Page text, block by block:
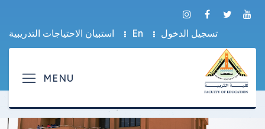
تسجيل الدخول En استبيان الاحتياجات التدريبية